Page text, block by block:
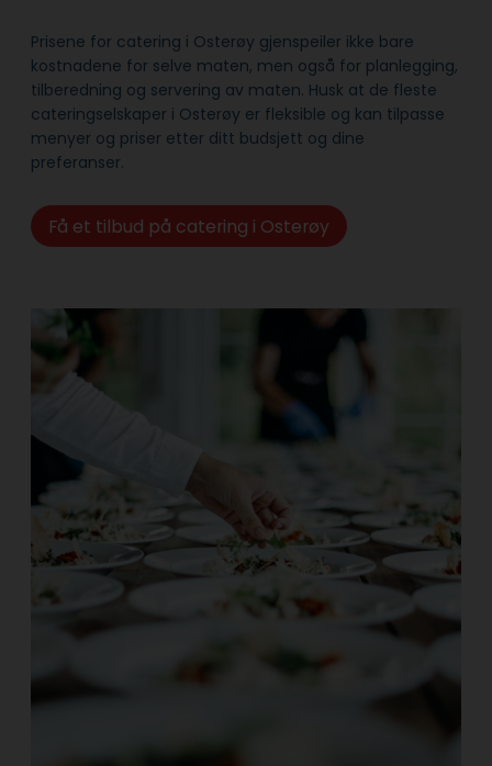
Prisene for catering i Osterøy gjenspeiler ikke bare
kostnadene for selve maten, men også for planlegging,
tilberedning og servering av maten. Husk at de fleste
cateringselskaper i Osterøy er fleksible og kan tilpasse
menyer og priser etter ditt budsjett og dine
preferanser.
Få et tilbud på catering i Osterøy